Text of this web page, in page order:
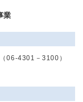
業
06-4301－3100）